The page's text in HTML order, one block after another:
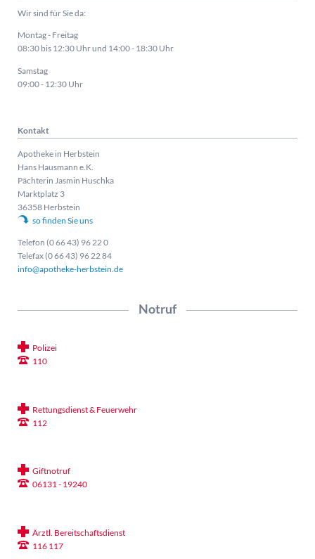
Wir sind für Sie da:
Montag - Freitag
08:30 bis 12:30 Uhr und 14:00 - 18:30 Uhr
Samstag
09:00 - 12:30 Uhr
Kontakt
Apotheke in Herbstein
Hans Hausmann e.K.
Pächterin Jasmin Huschka
Marktplatz 3
36358 Herbstein
so finden Sie uns
Telefon (0 66 43) 96 22 0
Telefax (0 66 43) 96 22 84
info@apotheke-herbstein.de
Notruf
Polizei
110
Rettungsdienst & Feuerwehr
112
Giftnotruf
06131 - 19240
Ärztl. Bereitschaftsdienst
116 117